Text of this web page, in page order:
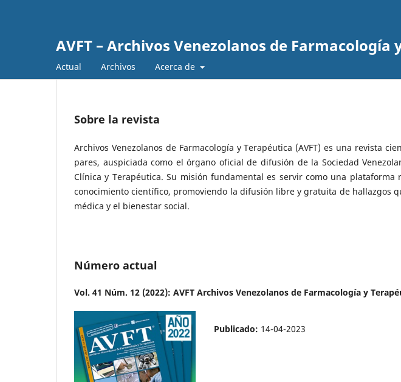
AVFT – Archivos Venezolanos de Farmacología
Actual Archivos Acerca de
Sobre la revista
Archivos Venezolanos de Farmacología y Terapéutica (AVFT) es una revista
pares, auspiciada como el órgano oficial de difusión de la Sociedad
Clínica y Terapéutica. Su misión fundamental es servir como una
conocimiento científico, promoviendo la difusión libre y gratuita de hallazgos
médica y el bienestar social.
Número actual
Vol. 41 Núm. 12 (2022): AVFT Archivos Venezolanos de Farmacología y
Publicado: 14-04-2023